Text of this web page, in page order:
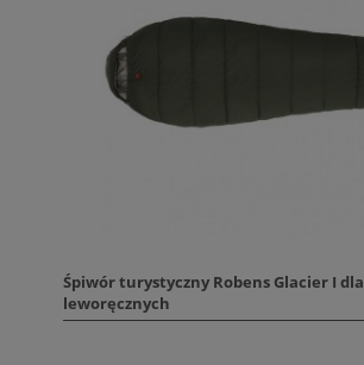
Śpiwór turystyczny Robens Glacier I dla
leworęcznych